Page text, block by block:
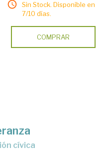
Sin Stock. Disponible en
7/10 días.
COMPRAR
cívica